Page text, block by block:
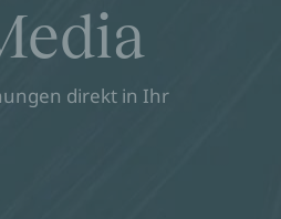
direkt in Ihr